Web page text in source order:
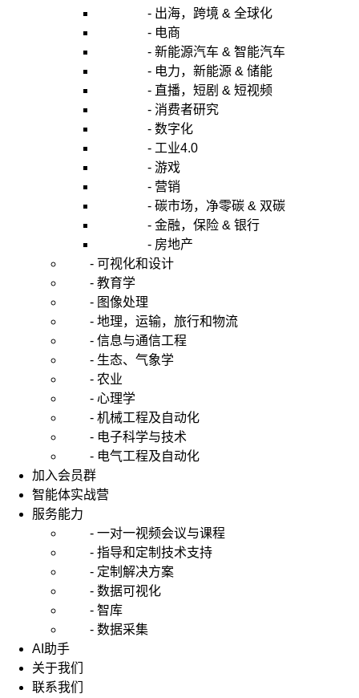
- 出海，跨境 & 全球化
- 电商
- 新能源汽车 & 智能汽车
- 电力，新能源 & 储能
- 直播，短剧 & 短视频
- 消费者研究
- 数字化
- 工业4.0
- 游戏
- 营销
- 碳市场，净零碳 & 双碳
- 金融，保险 & 银行
- 房地产
- 可视化和设计
- 教育学
- 图像处理
- 地理，运输，旅行和物流
- 信息与通信工程
- 生态、气象学
- 农业
- 心理学
- 机械工程及自动化
- 电子科学与技术
- 电气工程及自动化
加入会员群
智能体实战营
服务能力
- 一对一视频会议与课程
- 指导和定制技术支持
- 定制解决方案
- 数据可视化
- 智库
- 数据采集
AI助手
关于我们
联系我们